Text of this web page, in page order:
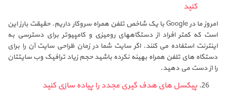
کنید
امروز ما در Google با یک شاخص تلفن همراه سروکار داریم. حقیقت بارز این
است که کمتر افراد از دستگاههای رومیزی و کامپیوتر برای دسترسی به
اینترنت استفاده می کنند. اگر سایت شما در زمان ظراحی سایت آن را برای
دستگاه های تلفن همراه بهینه نکرده باشید حجم زیاد ترافیک وب سایتتان
را از دست می دهید.
پیکسل های هدف گیری مجدد را پیاده سازی کنید